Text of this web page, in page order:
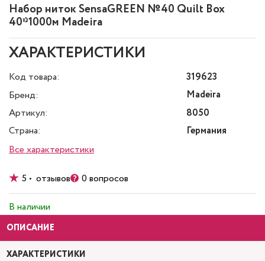
Набор ниток SensaGREEN №40 Quilt Box
40*1000м Madeira
ХАРАКТЕРИСТИКИ
Код товара:
319623
Бренд:
Madeira
Артикул:
8050
Страна:
Германия
Все характеристики
5 • отзывов 0 вопросов
В наличии
ОПИСАНИЕ
ХАРАКТЕРИСТИКИ